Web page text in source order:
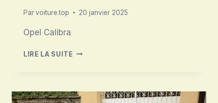
Parvoiture.top 20 janvier 2025
Opel Calibra
LIRE LA SUITEOPEL